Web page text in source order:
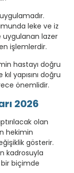
leke ve iz
uygulanan lazer
işlemlerdir.
hastayı doğru
yapısını doğru
önemlidir.
2026
olan
hekimin
gösterir.
kadrosuyla
bir biçimde